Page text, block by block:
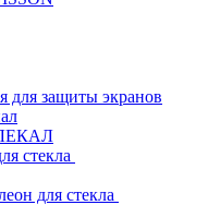
для защиты экранов
стекла
для стекла